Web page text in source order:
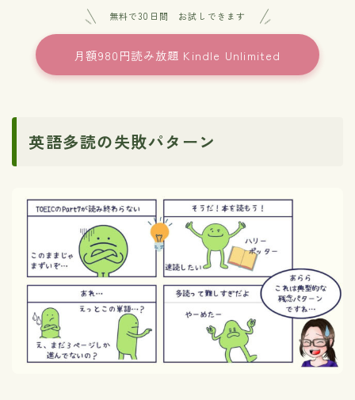
無料で30日間 お試しできます
月額980円読み放題 Kindle Unlimited
英語多読の失敗パターン